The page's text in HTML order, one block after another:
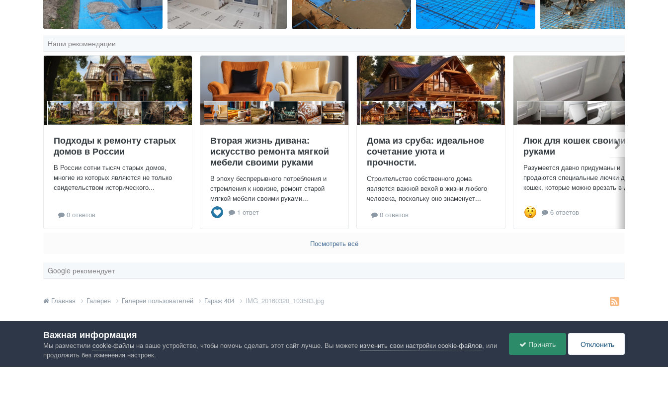
Наши рекомендации
Подходы к ремонту старых
домов в России
В России сотни тысяч старых домов,
многие из которых являются не только
свидетельством исторического...
0 ответов
Вторая жизнь дивана:
искусство ремонта мягкой
мебели своими руками
В эпоху беспрерывного потребления и
стремления к новизне, ремонт старой
мягкой мебели своими руками...
1 ответ
Дома из сруба: идеальное
сочетание уюта и
прочности.
Строительство собственного дома
является важной вехой в жизни любого
человека, поскольку оно знаменует...
0 ответов
Люк для кошек своими
руками
Разумеется давно придуманы и
продаются специальные лючки для
кошек, которые можно врезать в дверь...
6 ответов
Посмотреть всё
Google рекомендует
Главная Галерея Галереи пользователей Гараж 404 IMG_20160320_103503.jpg
Язык Конфиденциальность Обратная связь Cookies Правила Таблица лидеров Администрация
Важная информация
Мы разместили cookie-файлы на ваше устройство, чтобы помочь сделать этот сайт лучше. Вы можете изменить свои настройки cookie-файлов, или
продолжить без изменения настроек.
Принять Отклонить